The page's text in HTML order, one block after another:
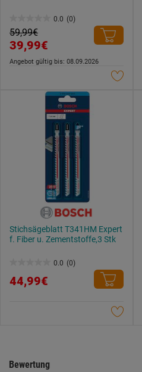
0.0 (0)
von
Sternen.
59,99€
39,99€
Angebot gültig bis: 08.09.2026
Stichsägeblatt T341HM Expert
f. Fiber u. Zementstoffe,3 Stk
0.0 (0)
von
44,99€
Bewertung